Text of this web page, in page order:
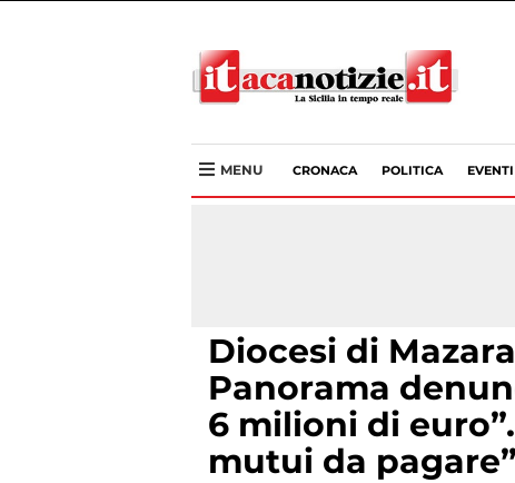
MENU CRONACA POLITICA EVENTI
Diocesi di
Panorama
6 milioni di
mutui da pagare”